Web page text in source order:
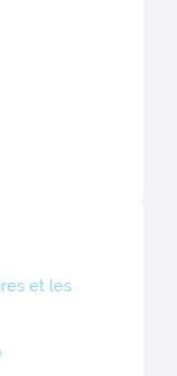
et les